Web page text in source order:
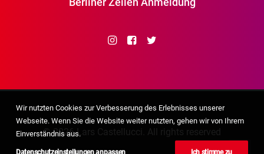
© 2026 Lars Castellucci. All rights reserved
Wir nutzten Cookies zur Verbesserung des Erlebnisses unserer
Webseite. Wenn Sie die Website weiter nutzten, gehen wir von Ihrem
Einverständnis aus.
Datenschutzeinstellungen anpassen Ich stimme zu